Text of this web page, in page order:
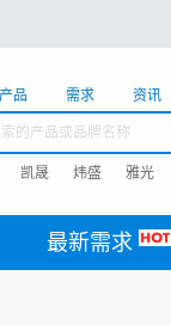
产品 需求 资讯
凯晟 炜盛 雅光
最新需求